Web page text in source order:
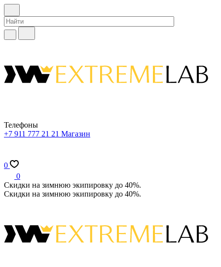
Телефоны
+7 911 777 21 21 Магазин
0
0
Скидки на зимнюю экипировку до 40%.
Скидки на зимнюю экипировку до 40%.